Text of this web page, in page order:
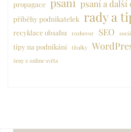
propagace psaní a další
příběhy podnikatelek rady a
recyklace obsahu
rozhovor SEO
tipy na podnikání titulky
ženy z online světa